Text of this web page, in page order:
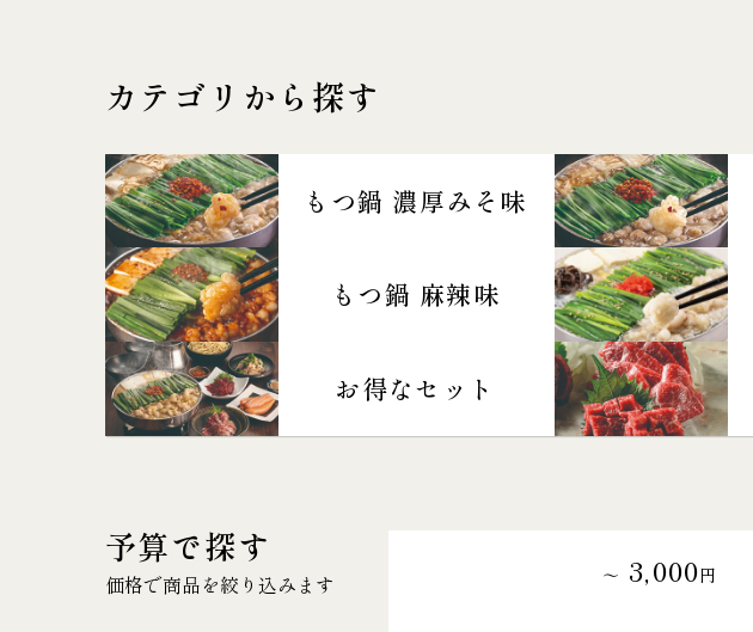
カテゴリから探す
もつ鍋 濃厚みそ味
もつ鍋 麻辣味
お得なセット
予算で探す
価格で商品を絞り込みます ～ 3,000円